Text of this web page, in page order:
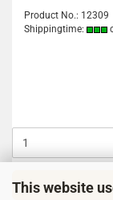
This website
Product No.: 12309
Shippingtime: